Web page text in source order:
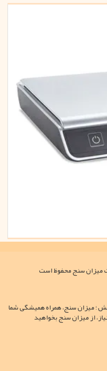
؛ میزان سنج، همراه همیشگی شما
از میزان سنج بخواهید